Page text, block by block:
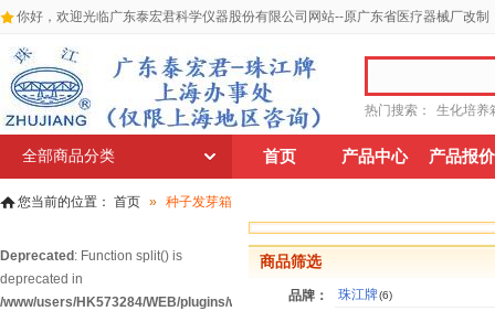
你好，欢迎光临广东泰宏君科学仪器股份有限公司网站--原广东省医疗器械厂改制
热门搜索： 生化培养
首页 产品中心 产品报
全部商品分类
您当前的位置： 首页 » 种子发芽箱
商品筛选
品牌： 珠江牌(6)
Deprecated : Function split() is
deprecated in
/www/users/HK573284/WEB/plugins/widgets/relatedgoodscat/